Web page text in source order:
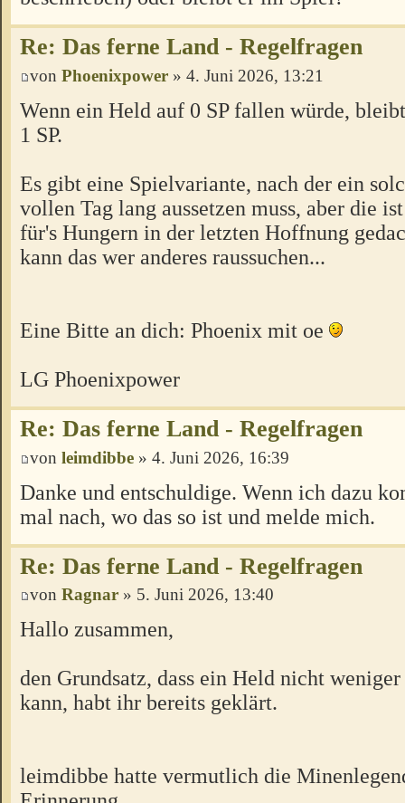
Re: Das ferne Land - Regelfragen
von Phoenixpower » 4. Juni 2026, 13:21
Wenn ein Held auf 0 SP fallen würde,
1 SP.
Es gibt eine Spielvariante, nach der ein
vollen Tag lang aussetzen muss, aber die
für's Hungern in der letzten Hoffnung
kann das wer anderes raussuchen...
Eine Bitte an dich: Phoenix mit oe
LG Phoenixpower
Re: Das ferne Land - Regelfragen
von leimdibbe » 4. Juni 2026, 16:39
Danke und entschuldige. Wenn ich dazu
mal nach, wo das so ist und melde mich.
Re: Das ferne Land - Regelfragen
von Ragnar » 5. Juni 2026, 13:40
Hallo zusammen,
den Grundsatz, dass ein Held nicht weniger
kann, habt ihr bereits geklärt.
leimdibbe hatte vermutlich die